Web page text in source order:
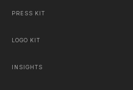
PRESS KIT
LOGO KIT
INSIGHTS